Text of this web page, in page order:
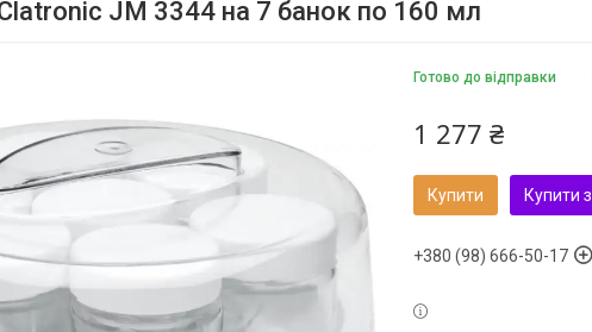
JM 3344 на 7 банок по 160 мл
Готово до відправки
1 277 ₴
Купити Купити з
+380 (98) 666-50-17